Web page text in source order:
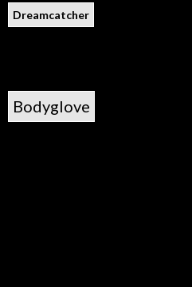
Dreamcatcher
Bodyglove